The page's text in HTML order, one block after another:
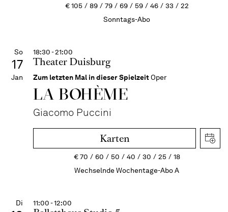
€105 89 79 69 59 46 33
22
Sonntags-Abo
So
17
Jan
18:30 - 21:00
Theater Duisburg
Zum letzten Mal in dieser SpielzeitOper
LA BOHÈME
Giacomo Puccini
Karten
€70 60 50 40 30 25
18
Wechselnde Wochentage-Abo A
Di 11:00 - 12:00